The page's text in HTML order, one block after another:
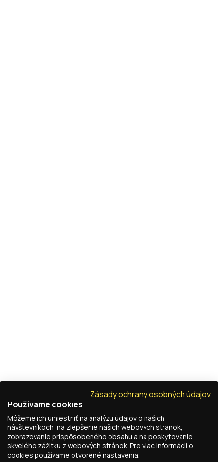
Zásady ochrany osobných údajov
Používame cookies
Môžeme ich umiestniť na analýzu údajov o našich
návštevníkoch, na zlepšenie našich webových stránok,
zobrazovanie prispôsobeného obsahu a na poskytovanie
skvelého zážitku z webových stránok. Pre viac informácií o
cookies používame otvorené nastavenia.